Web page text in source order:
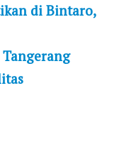
di Bintaro,
Tangerang